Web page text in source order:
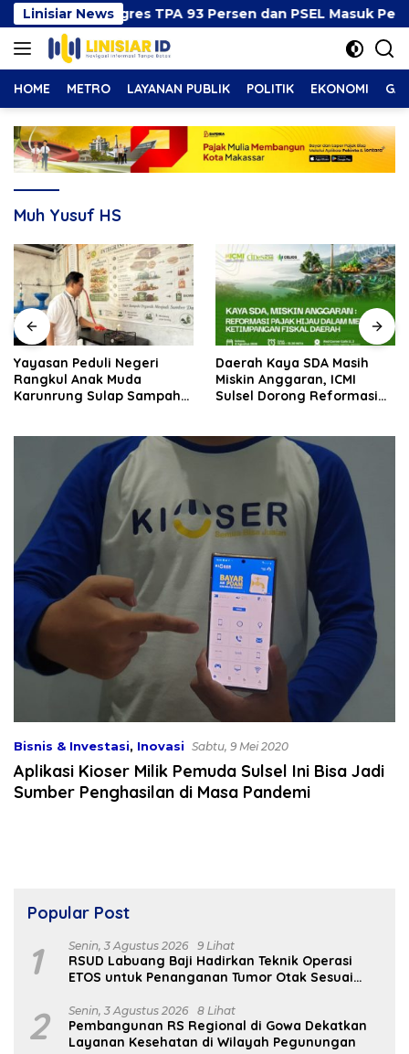
Langsung
ke
konten
Linisiar News
Progres TPA 93 Persen dan PSEL Masuk
HOME METRO LAYANAN PUBLIK POLITIK EKONOMI
Muh Yusuf HS
Yayasan Peduli Negeri
Rangkul Anak Muda
Karunrung Sulap Sampah
Daerah Kaya SDA Masih
Miskin Anggaran, ICMI
Sulsel Dorong Reformasi
Bisnis & Investasi, Inovasi Sabtu, 9 Mei 2020
Aplikasi Kioser Milik Pemuda Sulsel Ini Bisa Jadi
Sumber Penghasilan di Masa Pandemi
Popular Post
1 Senin, 3 Agustus 2026 9 Lihat
RSUD Labuang Baji Hadirkan Teknik Operasi
ETOS untuk Penanganan Tumor Otak Sesuai
2 Senin, 3 Agustus 2026 8 Lihat
Pembangunan RS Regional di Gowa Dekatkan
Layanan Kesehatan di Wilayah Pegunungan